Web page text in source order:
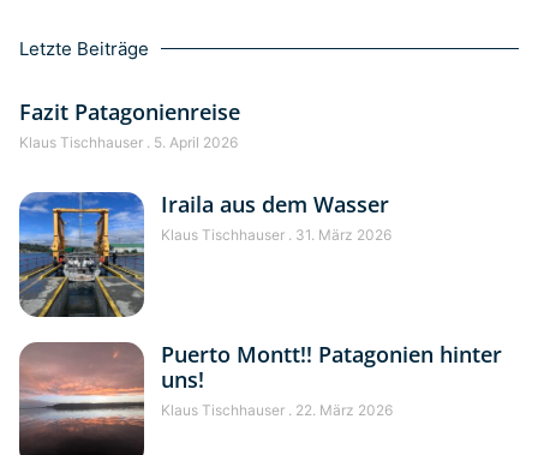
Letzte Beiträge
Fazit Patagonienreise
Klaus Tischhauser 5. April 2026
Iraila aus dem Wasser
Klaus Tischhauser 31. März 2026
Puerto Montt!! Patagonien hinter
uns!
Klaus Tischhauser 22. März 2026